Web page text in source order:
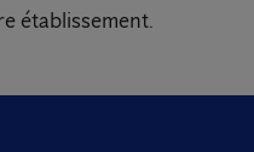
établissement.